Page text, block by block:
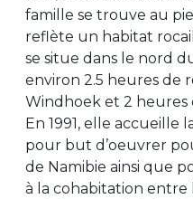
famille se trouve au
reflète un habitat
se situe dans le nord
environ 2.5 heures de
Windhoek et 2 heures
En 1991, elle accueille
pour but d’oeuvrer
de Namibie ainsi que
à la cohabitation entre